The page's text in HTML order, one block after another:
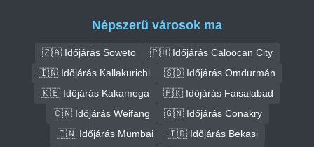
Népszerű városok ma
🇿🇦 Időjárás Soweto
🇵🇭 Időjárás Caloocan City
🇮🇳 Időjárás Kallakurichi
🇸🇩 Időjárás Omdurmán
🇰🇪 Időjárás Kakamega
🇵🇰 Időjárás Faisalabad
🇨🇳 Időjárás Weifang
🇬🇳 Időjárás Conakry
🇮🇳 Időjárás Mumbai
🇮🇩 Időjárás Bekasi